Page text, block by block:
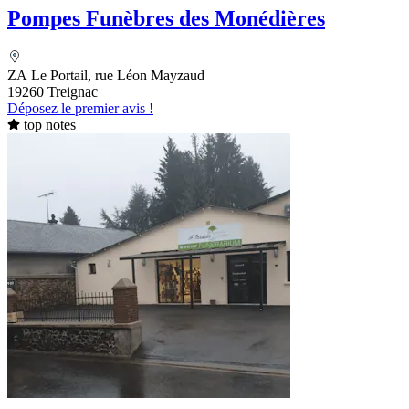
Pompes Funèbres des Monédières
ZA Le Portail, rue Léon Mayzaud
19260 Treignac
Déposez le premier avis !
top notes